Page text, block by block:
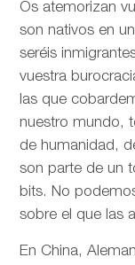
Os atemorizan
son nativos en
seréis
vuestra
las que
nuestro mundo,
de humanidad,
son parte de un
bits. No
sobre el que las
En China,